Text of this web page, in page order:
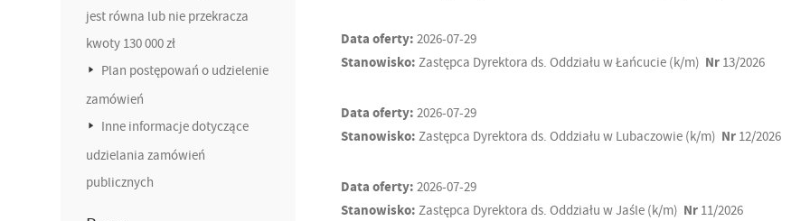
jest równa lub nie przekracza
kwoty 130 000 zł
Plan postępowań o udzielenie
zamówień
Inne informacje dotyczące
udzielania zamówień
publicznych
Data oferty: 2026-07-29
Stanowisko: Zastępca Dyrektora ds. Oddziału w Łańcucie (k/m) Nr13/2026
Data oferty: 2026-07-29
Stanowisko: Zastępca Dyrektora ds. Oddziału w Lubaczowie (k/m) Nr12/2026
Data oferty: 2026-07-29
Stanowisko: Zastępca Dyrektora ds. Oddziału w Jaśle (k/m) Nr11/2026